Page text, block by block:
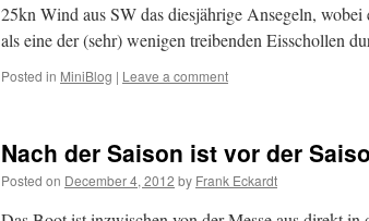
25kn Wind aus SW das diesjährige Ansegeln,
als eine der (sehr) wenigen treibenden Eisschollen
Posted in MiniBlog | Leave a comment
Nach der Saison ist vor der
Posted on December 4, 2012 by Frank Eckardt